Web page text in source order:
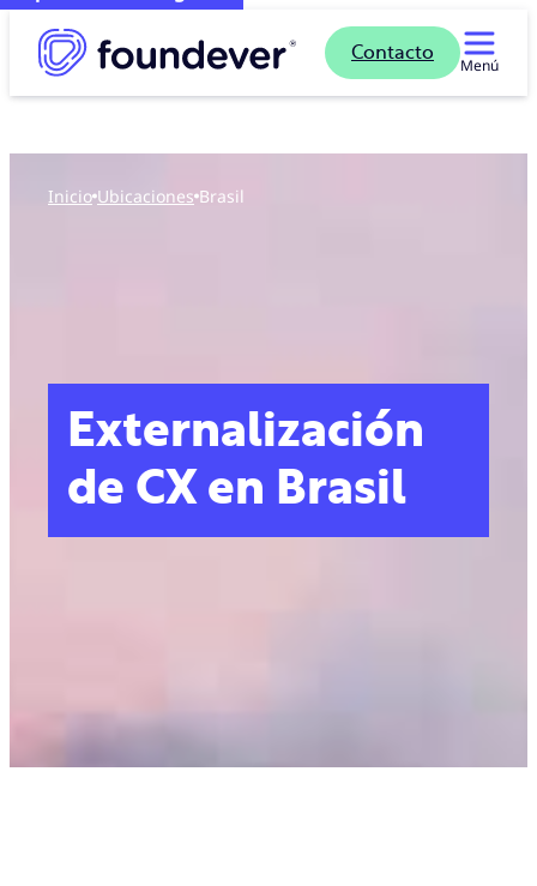
Contacto
Menú
Inicio ubicaciones Brasil
Externalización
de CX en Brasil